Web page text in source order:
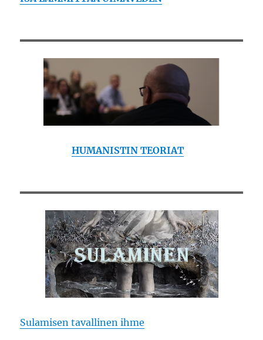
HUMANISTIN TEORIAT
Sulamisen tavallinen ihme